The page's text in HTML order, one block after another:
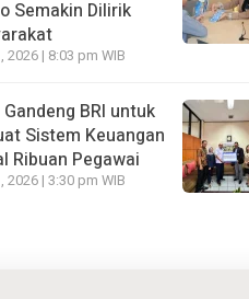
Semakin Dilirik
2026 | 8:03 pm WIB
BRI untuk
Sistem Keuangan
Ribuan Pegawai
2026 | 3:30 pm WIB